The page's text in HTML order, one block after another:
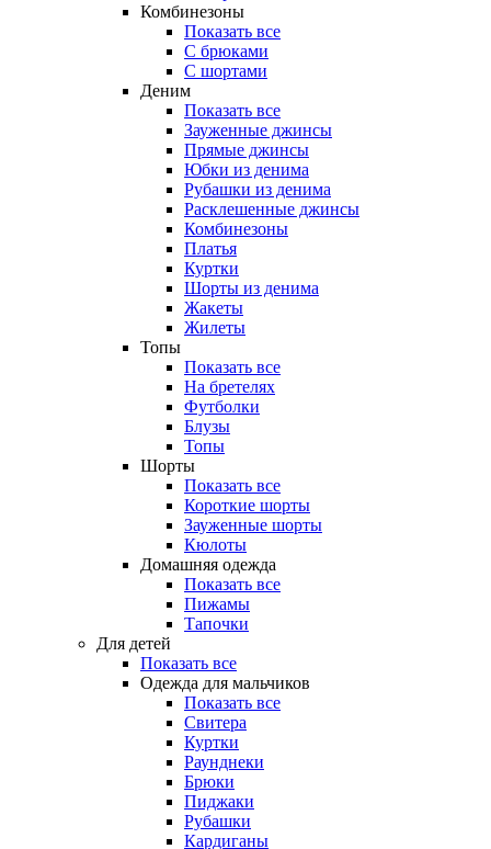
Комбинезоны
Показать все
С брюками
С шортами
Деним
Показать все
Зауженные джинсы
Прямые джинсы
Юбки из денима
Рубашки из денима
Расклешенные джинсы
Комбинезоны
Платья
Куртки
Шорты из денима
Жакеты
Жилеты
Топы
Показать все
На бретелях
Футболки
Блузы
Топы
Шорты
Показать все
Короткие шорты
Зауженные шорты
Кюлоты
Домашняя одежда
Показать все
Пижамы
Тапочки
Для детей
Показать все
Одежда для мальчиков
Показать все
Свитера
Куртки
Раунднеки
Брюки
Пиджаки
Рубашки
Кардиганы